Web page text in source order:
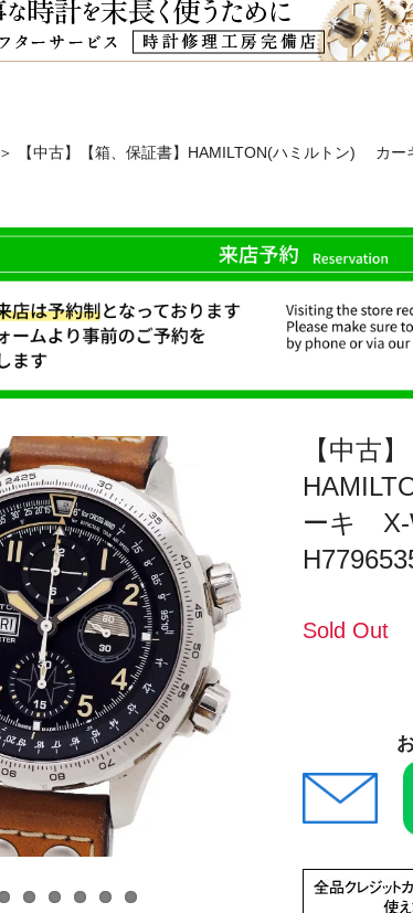
＞ 【中古】【箱、保証書】HAMILTON(ハミルトン) カ
【中古
ーキ X-
Sold Out